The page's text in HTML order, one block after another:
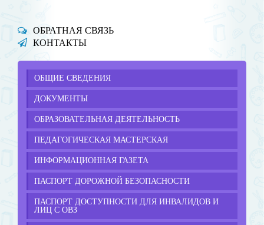
ОБРАТНАЯ СВЯЗЬ
КОНТАКТЫ
ОБЩИЕ СВЕДЕНИЯ
ДОКУМЕНТЫ
ОБРАЗОВАТЕЛЬНАЯ ДЕЯТЕЛЬНОСТЬ
ПЕДАГОГИЧЕСКАЯ МАСТЕРСКАЯ
ИНФОРМАЦИОННАЯ ГАЗЕТА
ПАСПОРТ ДОРОЖНОЙ БЕЗОПАСНОСТИ
ПАСПОРТ ДОСТУПНОСТИ ДЛЯ ИНВАЛИДОВ И
ЛИЦ С ОВЗ